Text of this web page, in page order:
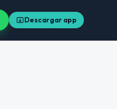
Descargar app